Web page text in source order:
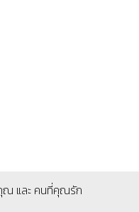
ณ และ คนที่คุณรัก